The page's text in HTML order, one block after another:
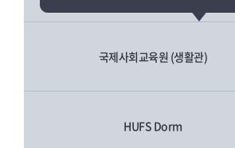
국제사회교육원 (생활관)
HUFS Dorm